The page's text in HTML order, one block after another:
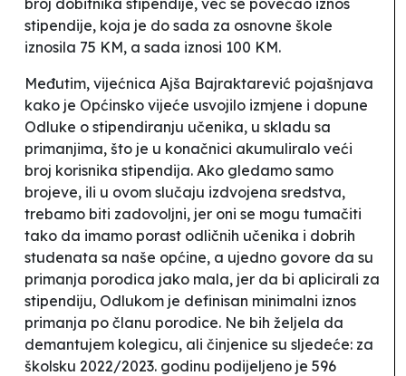
broj dobitnika stipendije, već se povećao iznos
stipendije, koja je do sada za osnovne škole
iznosila 75 KM, a sada iznosi 100 KM.
Međutim, vijećnica Ajša Bajraktarević pojašnjava
kako je Općinsko vijeće usvojilo izmjene i dopune
Odluke o stipendiranju učenika, u skladu sa
primanjima, što je u konačnici akumuliralo veći
broj korisnika stipendija. Ako gledamo samo
brojeve, ili u ovom slučaju izdvojena sredstva,
trebamo biti zadovoljni, jer oni se mogu tumačiti
tako da imamo porast odličnih učenika i dobrih
studenata sa naše općine, a ujedno govore da su
primanja porodica jako mala, jer da bi aplicirali za
stipendiju, Odlukom je definisan minimalni iznos
primanja po članu porodice. Ne bih željela da
demantujem kolegicu, ali činjenice su sljedeće: za
školsku 2022/2023. godinu podijeljeno je 596